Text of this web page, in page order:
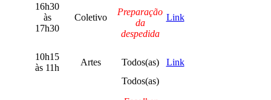
16h30
às
17h30
Coletivo
Preparação
da
despedida
Link
10h15
às 11h
Artes Todos(as) Link
Todos(as)